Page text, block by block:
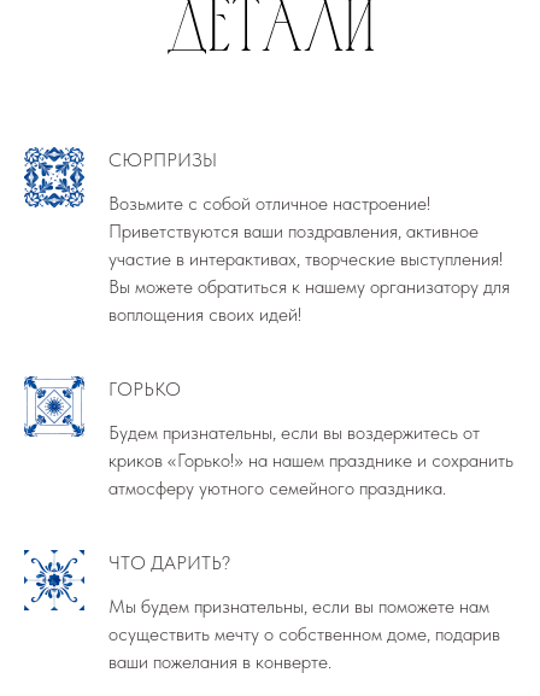
СЮРПРИЗЫ
Возьмите с собой отличное настроение!
Приветствуются ваши поздравления, активное
участие в интерактивах, творческие выступления!
Вы можете обратиться к нашему организатору для
воплощения своих идей!
ГОРЬКО
Будем признательны, если вы воздержитесь от
криков «Горько!» на нашем празднике и сохранить
атмосферу уютного семейного праздника.
ЧТО ДАРИТЬ?
Мы будем признательны, если вы поможете нам
осуществить мечту о собственном доме, подарив
ваши пожелания в конверте.